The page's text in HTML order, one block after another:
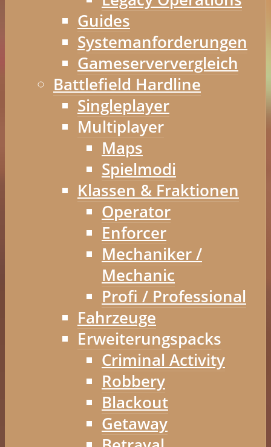
Guides
Systemanforderungen
Gameserververgleich
Battlefield Hardline
Singleplayer
Multiplayer
Maps
Spielmodi
Klassen & Fraktionen
Operator
Enforcer
Mechaniker /
Mechanic
Profi / Professional
Fahrzeuge
Erweiterungspacks
Criminal Activity
Robbery
Blackout
Getaway